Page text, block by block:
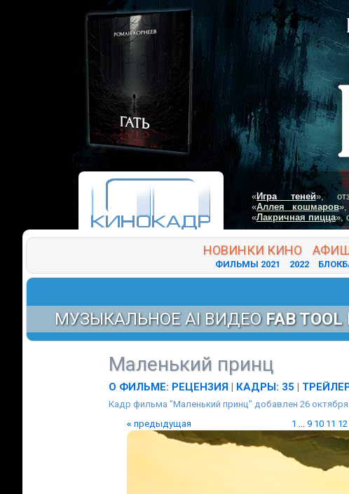
«Игра теней»,
«Аллея кошмаров
«Лакричная пицца»,
НОВИНКИ КИНО
ФИЛЬМЫ 2021 2022
МУЗЫКАЛЬНОЕ AI ВИДЕО FAB TOOL
Маленький принц
О ФИЛЬМЕ: РЕЦЕНЗИЯ | КАДРЫ: 35 |
Кадр фильма "Маленький принц" добавлен 26 октября
« предыдущая 1 ... 9 10 11 12